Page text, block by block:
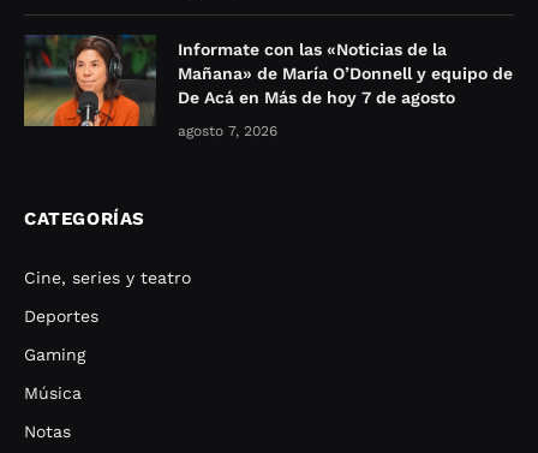
Informate con las «Noticias de la
Mañana» de María O’Donnell y equipo de
De Acá en Más de hoy 7 de agosto
agosto 7, 2026
CATEGORÍAS
Cine, series y teatro
Deportes
Gaming
Música
Notas